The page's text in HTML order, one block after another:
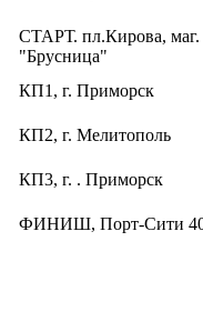
СТАРТ. пл.Кирова, маг.
"Брусница"
КП1, г. Приморск
КП2, г. Мелитополь
КП3, г. . Приморск
ФИНИШ, Порт-Сити